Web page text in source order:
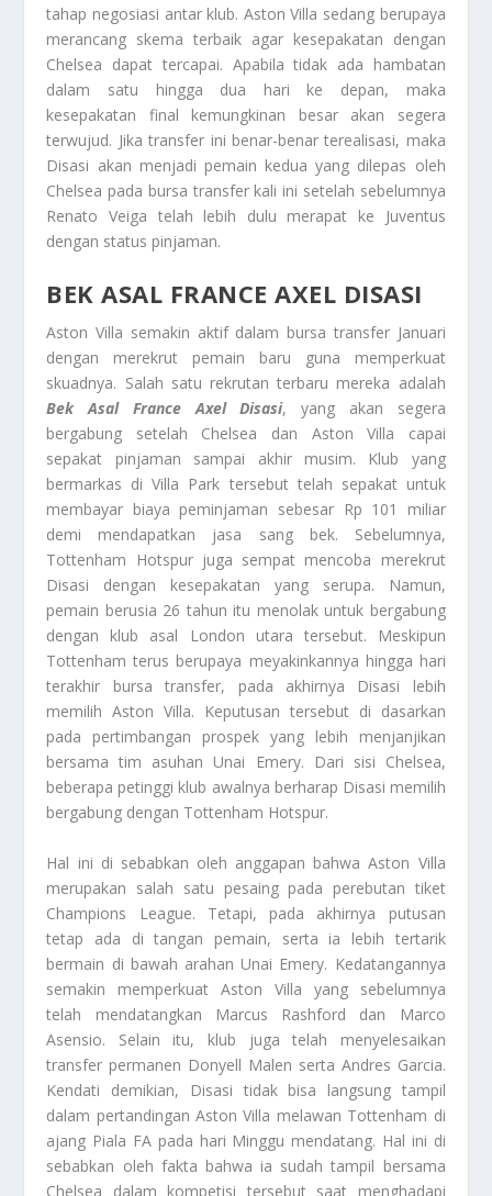
tahap negosiasi antar klub. Aston Villa sedang berupaya
merancang skema terbaik agar kesepakatan dengan
Chelsea dapat tercapai. Apabila tidak ada hambatan
dalam satu hingga dua hari ke depan, maka
kesepakatan final kemungkinan besar akan segera
terwujud. Jika transfer ini benar-benar terealisasi, maka
Disasi akan menjadi pemain kedua yang dilepas oleh
Chelsea pada bursa transfer kali ini setelah sebelumnya
Renato Veiga telah lebih dulu merapat ke Juventus
dengan status pinjaman.
BEK ASAL FRANCE AXEL DISASI
Aston Villa semakin aktif dalam bursa transfer Januari
dengan merekrut pemain baru guna memperkuat
skuadnya. Salah satu rekrutan terbaru mereka adalah
Bek Asal France Axel Disasi, yang akan segera
bergabung setelah Chelsea dan Aston Villa capai
sepakat pinjaman sampai akhir musim. Klub yang
bermarkas di Villa Park tersebut telah sepakat untuk
membayar biaya peminjaman sebesar Rp 101 miliar
demi mendapatkan jasa sang bek. Sebelumnya,
Tottenham Hotspur juga sempat mencoba merekrut
Disasi dengan kesepakatan yang serupa. Namun,
pemain berusia 26 tahun itu menolak untuk bergabung
dengan klub asal London utara tersebut. Meskipun
Tottenham terus berupaya meyakinkannya hingga hari
terakhir bursa transfer, pada akhirnya Disasi lebih
memilih Aston Villa. Keputusan tersebut di dasarkan
pada pertimbangan prospek yang lebih menjanjikan
bersama tim asuhan Unai Emery. Dari sisi Chelsea,
beberapa petinggi klub awalnya berharap Disasi memilih
bergabung dengan Tottenham Hotspur.
Hal ini di sebabkan oleh anggapan bahwa Aston Villa
merupakan salah satu pesaing pada perebutan tiket
Champions League. Tetapi, pada akhirnya putusan
tetap ada di tangan pemain, serta ia lebih tertarik
bermain di bawah arahan Unai Emery. Kedatangannya
semakin memperkuat Aston Villa yang sebelumnya
telah mendatangkan Marcus Rashford dan Marco
Asensio. Selain itu, klub juga telah menyelesaikan
transfer permanen Donyell Malen serta Andres Garcia.
Kendati demikian, Disasi tidak bisa langsung tampil
dalam pertandingan Aston Villa melawan Tottenham di
ajang Piala FA pada hari Minggu mendatang. Hal ini di
sebabkan oleh fakta bahwa ia sudah tampil bersama
Chelsea dalam kompetisi tersebut saat menghadapi